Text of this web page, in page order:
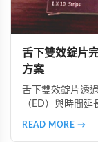
舌下雙效錠片
方案
舌下雙效錠片透
（ED）與時間
READ MORE →